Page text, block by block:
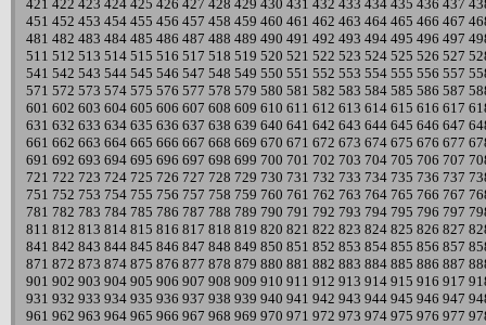
421 422 423 424 425 426 427 428 429 430 431 432 433 434 435 436 437
451 452 453 454 455 456 457 458 459 460 461 462 463 464 465 466 467
481 482 483 484 485 486 487 488 489 490 491 492 493 494 495 496 497
511 512 513 514 515 516 517 518 519 520 521 522 523 524 525 526 527
541 542 543 544 545 546 547 548 549 550 551 552 553 554 555 556 557
571 572 573 574 575 576 577 578 579 580 581 582 583 584 585 586 587
601 602 603 604 605 606 607 608 609 610 611 612 613 614 615 616 617
631 632 633 634 635 636 637 638 639 640 641 642 643 644 645 646 647
661 662 663 664 665 666 667 668 669 670 671 672 673 674 675 676 677
691 692 693 694 695 696 697 698 699 700 701 702 703 704 705 706 707
721 722 723 724 725 726 727 728 729 730 731 732 733 734 735 736 737
751 752 753 754 755 756 757 758 759 760 761 762 763 764 765 766 767
781 782 783 784 785 786 787 788 789 790 791 792 793 794 795 796 797
811 812 813 814 815 816 817 818 819 820 821 822 823 824 825 826 827
841 842 843 844 845 846 847 848 849 850 851 852 853 854 855 856 857
871 872 873 874 875 876 877 878 879 880 881 882 883 884 885 886 887
901 902 903 904 905 906 907 908 909 910 911 912 913 914 915 916 917
931 932 933 934 935 936 937 938 939 940 941 942 943 944 945 946 947
961 962 963 964 965 966 967 968 969 970 971 972 973 974 975 976 977